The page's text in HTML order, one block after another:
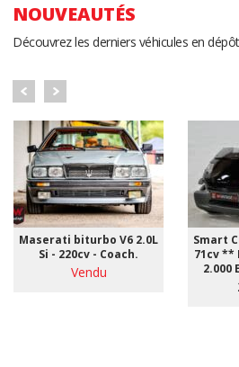
NOUVEAUTÉS
Découvrez les derniers véhicules en
Maserati biturbo V6 2.0L
Si - 220cv - Coach.
Vendu
Smart
71cv **
2.000